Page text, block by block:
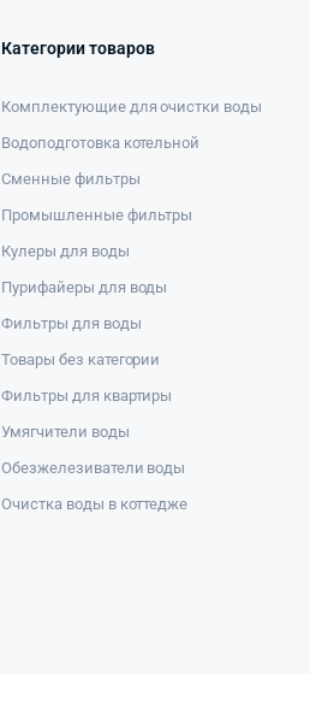
Категории товаров
Комплектующие для очистки воды
Водоподготовка котельной
Сменные фильтры
Промышленные фильтры
Кулеры для воды
Пурифайеры для воды
Фильтры для воды
Товары без категории
Фильтры для квартиры
Умягчители воды
Обезжелезиватели воды
Очистка воды в коттедже